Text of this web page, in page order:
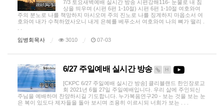
7/3 토요새벽예배 실시간 방송 시편강해116- 눈물로 내 침
상을 띄우며 (시편 6편 1-10절) 시편 6편 1-10절 여호와여
주의 분노로 나를 책망하지 마시오며 주의 진노로 나를 징계하지 마옵소서 여
호와여 내가 수척하였사오니 내게 은혜를 베푸소서 여호와여 나의 뼈가 떨리 .
임병회목사
3010 07-03
6/27 주일예배 실시간 방송 H
[CKPC 6/27 주일예배 실시간 방송] 클리블랜드 한인장로교
회 2021년 6월 27일 주일예배입니다. 우리 삶에 주인되신
주님을 예배하며 찬양하시길 기도합니다. 누가복음연구20 - 보는 것을 보는 눈
은 복이 있도다 제자들을 돌아 보시며 조용히 이르시되 너희가 보는 . . .